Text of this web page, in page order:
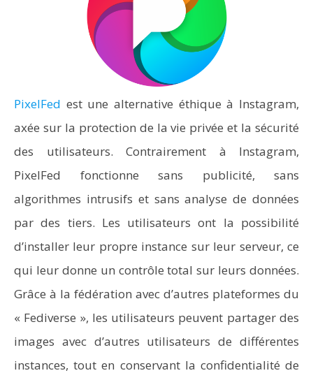
PixelFed est une alternative éthique à Instagram,
axée sur la protection de la vie privée et la sécurité
des utilisateurs. Contrairement à Instagram,
PixelFed fonctionne sans publicité, sans
algorithmes intrusifs et sans analyse de données
par des tiers. Les utilisateurs ont la possibilité
d’installer leur propre instance sur leur serveur, ce
qui leur donne un contrôle total sur leurs données.
Grâce à la fédération avec d’autres plateformes du
« Fediverse », les utilisateurs peuvent partager des
images avec d’autres utilisateurs de différentes
instances, tout en conservant la confidentialité de